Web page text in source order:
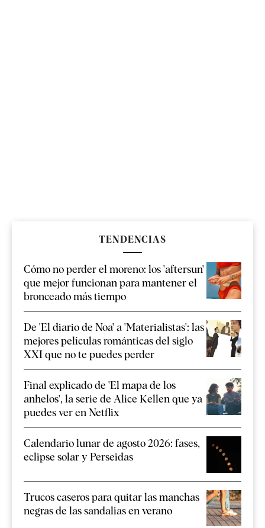
TENDENCIAS
Cómo no perder el moreno: los 'aftersun'
que mejor funcionan para mantener el
bronceado más tiempo
De 'El diario de Noa' a 'Materialistas': las
mejores películas románticas del siglo
XXI que no te puedes perder
Final explicado de 'El mapa de los
anhelos', la serie de Alice Kellen que ya
puedes ver en Netflix
Calendario lunar de agosto 2026: fases,
eclipse solar y Perseidas
Trucos caseros para quitar las manchas
negras de las sandalias en verano